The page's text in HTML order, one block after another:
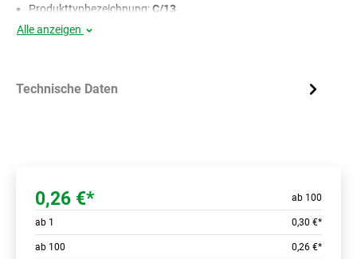
Produkttypbezeichnung:C/13
Alle anzeigen
Technische Daten
0,26 €* ab 100
ab 1 0,30 €*
ab 100 0,26 €*